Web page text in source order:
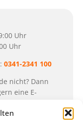
Uhr
Uhr
0341-2341 100
nicht? Dann
eine E-